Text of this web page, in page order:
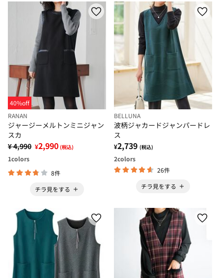
40%off
RANAN
ジャージーメルトンミニジャン
スカ
¥ 4,990 ¥2,990 (税込)
1colors
8件
チラ見をする
BELLUNA
波柄ジャカードジャンパードレ
ス
¥2,739 (税込)
2colors
26件
チラ見をする